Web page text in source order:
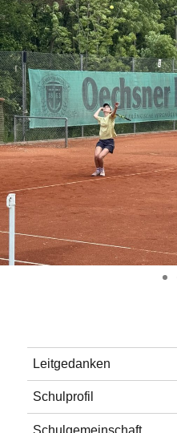
Leitgedanken
Schulprofil
Schulgemeinschaft